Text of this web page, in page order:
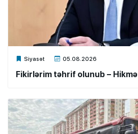
Siyasət 05.08.2026
Xalq.Online
Fikirlərim təhrif olunub –